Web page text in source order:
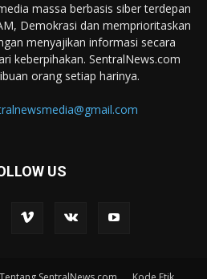
massa berbasis siber terdepan
Demokrasi dan memprioritaskan
menyajikan informasi secara
keberpihakan. SentralNews.com
orang setiap harinya.
US